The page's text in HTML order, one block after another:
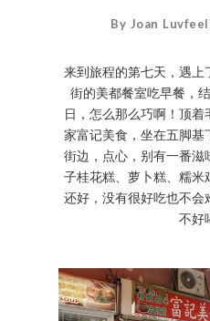
By Joan
来到旅程的第七天，遇
街的美都餐室吃早餐，
日，怎么那么巧啊！顶
家富记美食，坐在五脚基
街边，点心，别有一番
子桂花糕、萝卜糕、糯
还好，没有很好吃也不会
不好